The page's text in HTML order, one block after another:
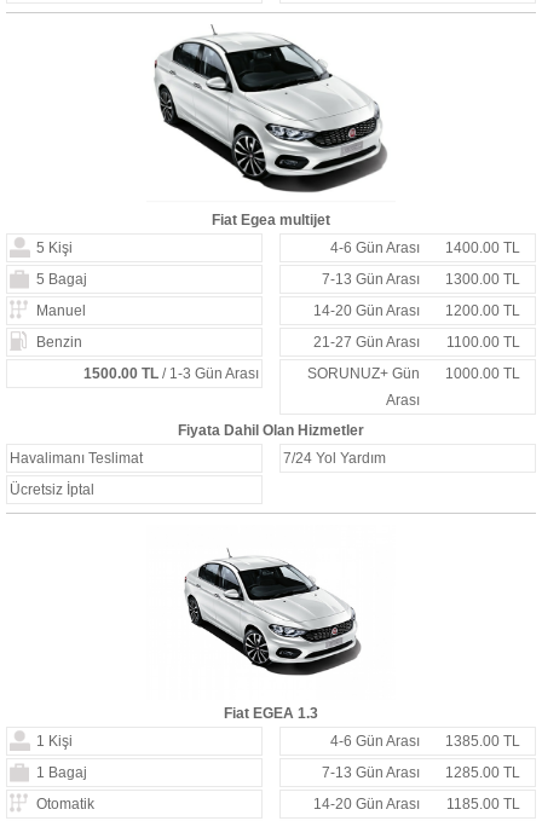
Fiat Egea multijet
5 Kişi
4-6 Gün Arası
1400.00 TL
5 Bagaj
7-13 Gün Arası
1300.00 TL
Manuel
14-20 Gün Arası
1200.00 TL
Benzin
21-27 Gün Arası
1100.00 TL
1500.00 TL/ 1-3 Gün Arası
SORUNUZ+ Gün
Arası
1000.00 TL
Fiyata Dahil Olan Hizmetler
Havalimanı Teslimat
7/24 Yol Yardım
Ücretsiz İptal
Fiat EGEA 1.3
1 Kişi
4-6 Gün Arası
1385.00 TL
1 Bagaj
7-13 Gün Arası
1285.00 TL
Otomatik
14-20 Gün Arası
1185.00 TL